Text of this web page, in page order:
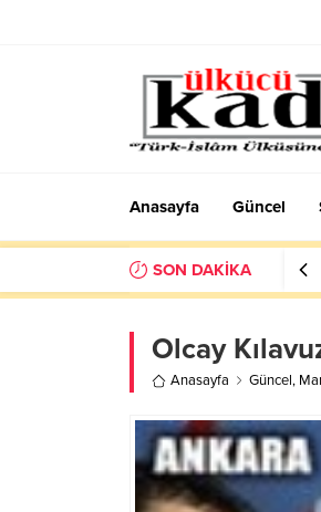
Anasayfa Güncel
SON DAKİKA
Olcay
Anasayfa Güncel,